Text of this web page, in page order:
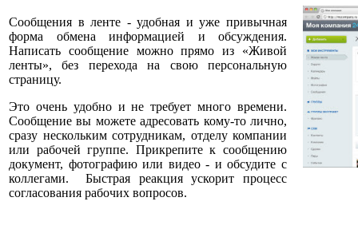
Сообщения в ленте - удобная и уже привычная
форма обмена информацией и обсуждения.
Написать сообщение можно прямо из «Живой
ленты», без перехода на свою персональную
страницу.
Это очень удобно и не требует много времени.
Сообщение вы можете адресовать кому-то лично,
сразу нескольким сотрудникам, отделу компании
или рабочей группе. Прикрепите к сообщению
документ, фотографию или видео - и обсудите с
коллегами. Быстрая реакция ускорит процесс
согласования рабочих вопросов.